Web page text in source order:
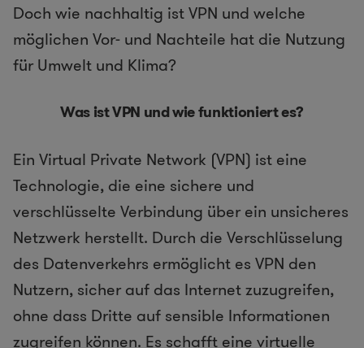
Doch wie nachhaltig ist VPN und welche
möglichen Vor- und Nachteile hat die Nutzung
für Umwelt und Klima?
Was ist VPN und wie funktioniert es?
Ein Virtual Private Network (VPN) ist eine
Technologie, die eine sichere und
verschlüsselte Verbindung über ein unsicheres
Netzwerk herstellt. Durch die Verschlüsselung
des Datenverkehrs ermöglicht es VPN den
Nutzern, sicher auf das Internet zuzugreifen,
ohne dass Dritte auf sensible Informationen
zugreifen können. Es schafft eine virtuelle